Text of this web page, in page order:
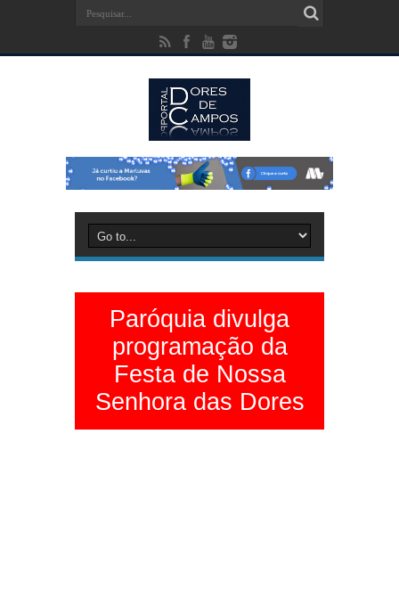
Paróquia divulga
programação da
Festa de Nossa
Senhora das Dores